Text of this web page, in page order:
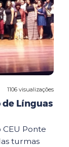
1106 visualizações
de Línguas
Ponte
turmas